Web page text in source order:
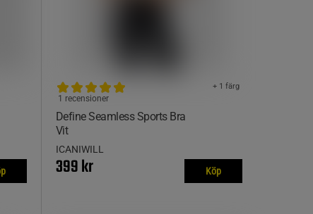
Define Seamless Sports Bra
Vit
+ 1 färg
1 recensioner
ICANIWILL
399 kr Köp